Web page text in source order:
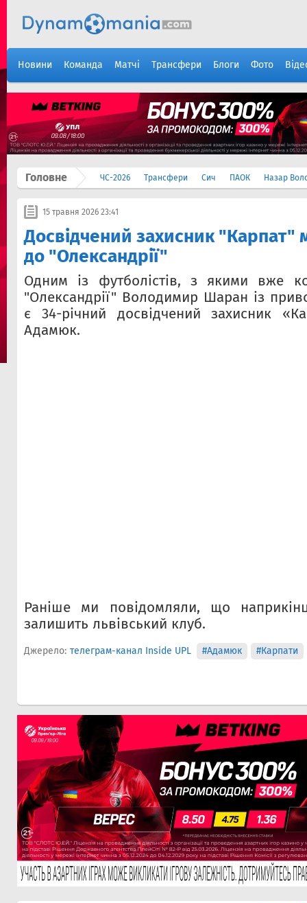
Новини Команда Матчі Трансфери Блоги Фото
Головне ЧС-2026 Трансфери Сич ПАОК Назар
15 травня 2026 23:41
Досвідчений захисник "Карпат"
до "Олександрії"
Одним із футболістів, з якими вже
"Олександрії" Володимир Шаран із
є 34-річний досвідчений захисник
Адамюк.
Раніше ми повідомляли, що
залишить львівський клуб.
Джерело: телеграм-канал Inside UPL #Адамюк #Карпати